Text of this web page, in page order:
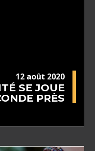
12 août 2020
SE JOUE
PRÈS